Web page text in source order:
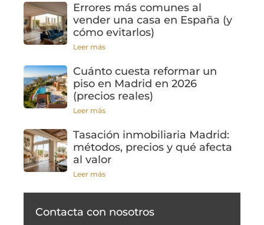
Errores más comunes al
vender una casa en España (y
cómo evitarlos)
Leer más
Cuánto cuesta reformar un
piso en Madrid en 2026
(precios reales)
Leer más
Tasación inmobiliaria Madrid:
métodos, precios y qué afecta
al valor
Leer más
Contacta con nosotros